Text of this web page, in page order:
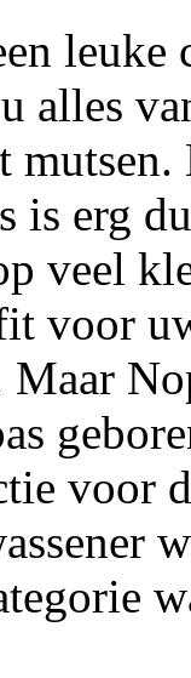
alles
is erg
veel
voor
voor